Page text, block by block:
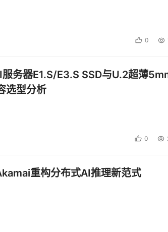
0
务器E1.S/E3.S SSD与U.2超薄
选型分析
0
重构分布式AI推理新范式